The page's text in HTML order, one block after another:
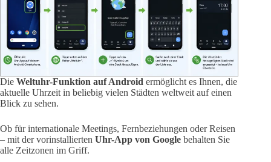
Die Weltuhr-Funktion auf Android ermöglicht es Ihnen, die
aktuelle Uhrzeit in beliebig vielen Städten weltweit auf einen
Blick zu sehen.
Ob für internationale Meetings, Fernbeziehungen oder Reisen
– mit der vorinstallierten Uhr-App von Google behalten Sie
alle Zeitzonen im Griff.